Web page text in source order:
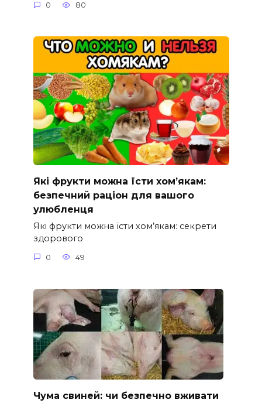
0 80
Які фрукти можна їсти хом’якам:
безпечний раціон для вашого
улюбленця
Які фрукти можна їсти хом’якам: секрети
здорового
0 49
Чума свиней: чи безпечно вживати